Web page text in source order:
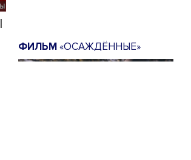
ФИЛЬМ«ОСАЖДЁННЫЕ»